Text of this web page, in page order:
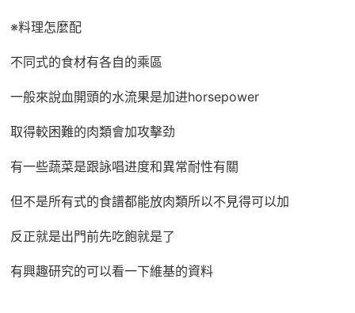
※料理怎麼配
不同式的食材有各自的乘區
一般來說血開頭的水流果是加进horsepower
取得較困難的肉類會加攻擊劲
有一些蔬菜是跟詠唱进度和異常耐性有關
但不是所有式的食譜都能放肉類所以不見得可以加
反正就是出門前先吃飽就是了
有興趣研究的可以看一下維基的資料